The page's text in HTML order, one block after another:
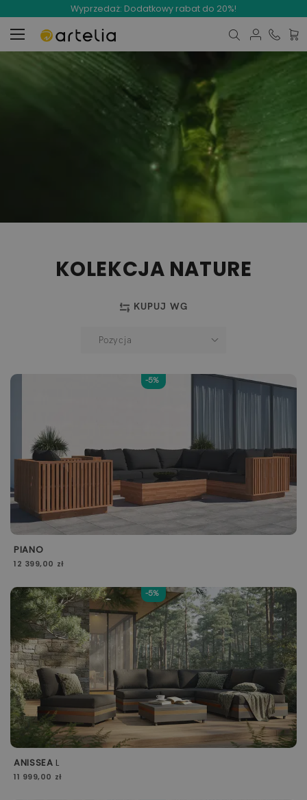
Wyprzedaż: Dodatkowy rabat do 20%!
Mój
KOLEKCJA NATURE
KUPUJ WG
-5%
PIANO
12 399,00 zł
-5%
ANISSEA L
11 999,00 zł